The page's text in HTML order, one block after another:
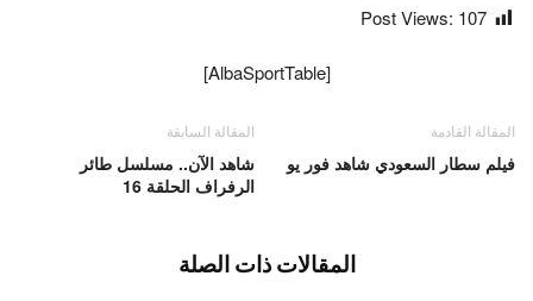
Post Views: 107
[AlbaSportTable]
المقالة السابقة
شاهد الآن.. مسلسل طائر
الرفراف الحلقة 16
المقالة القادمة
فيلم سطار السعودي شاهد فور يو
المقالات ذات الصلة